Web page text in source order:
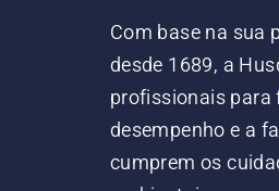
Com base na sua
desde 1689, a
profissionais para
desempenho e a
cumprem os